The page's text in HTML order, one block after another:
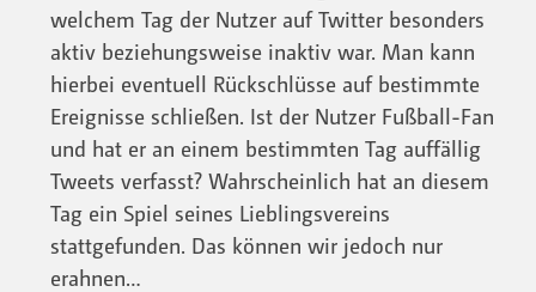
welchem Tag der Nutzer auf Twitter besonders
aktiv beziehungsweise inaktiv war. Man kann
hierbei eventuell Rückschlüsse auf bestimmte
Ereignisse schließen. Ist der Nutzer Fußball-Fan
und hat er an einem bestimmten Tag auffällig
Tweets verfasst? Wahrscheinlich hat an diesem
Tag ein Spiel seines Lieblingsvereins
stattgefunden. Das können wir jedoch nur
erahnen…